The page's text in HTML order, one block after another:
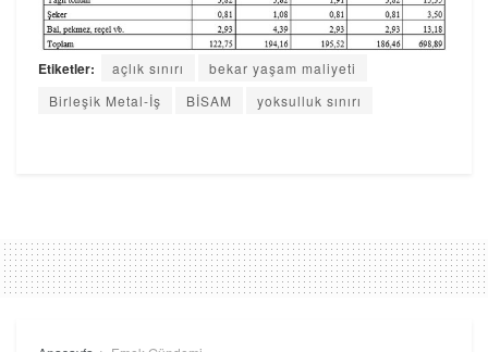
Etiketler: açlık sınırı
bekar yaşam maliyeti
Birleşik Metal-İş
BİSAM yoksulluk sınırı